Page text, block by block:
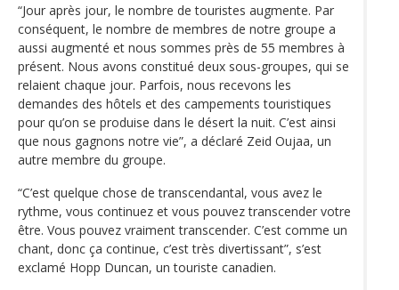
“Jour après jour, le nombre de touristes augmente. Par
conséquent, le nombre de membres de notre groupe a
aussi augmenté et nous sommes près de 55 membres à
présent. Nous avons constitué deux sous-groupes, qui se
relaient chaque jour. Parfois, nous recevons les
demandes des hôtels et des campements touristiques
pour qu’on se produise dans le désert la nuit. C’est ainsi
que nous gagnons notre vie”, a déclaré Zeid Oujaa, un
autre membre du groupe.
“C’est quelque chose de transcendantal, vous avez le
rythme, vous continuez et vous pouvez transcender votre
être. Vous pouvez vraiment transcender. C’est comme un
chant, donc ça continue, c’est très divertissant”, s’est
exclamé Hopp Duncan, un touriste canadien.